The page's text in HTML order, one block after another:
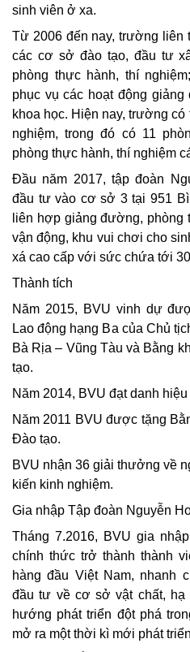
sinh viên ở xa.
Từ 2006 đến nay, trường liên
các cơ sở đào tạo, đầu tư
phòng thực hành, thí
phục vụ các hoạt động
khoa học. Hiện nay, trường
nghiệm, trong đó có 11
phòng thực hành, thí nghiệm
Đầu năm 2017, tập đoàn
đầu tư vào cơ sở 3 tại 951
liên hợp giảng đường, phòng
vận động, khu vui chơi cho
xá cao cấp với sức chứa tới
Thành tích
Năm 2015, BVU vinh dự
Lao động hạng Ba của Chủ
Bà Rịa – Vũng Tàu và Bằng
tạo.
Năm 2014, BVU đạt danh
Năm 2011 BVU được tặng
Đào tạo.
BVU nhận 36 giải thưởng về
kiến kinh nghiệm.
Gia nhập Tập đoàn Nguyễn
Tháng 7.2016, BVU gia
chính thức trở thành thành
hàng đầu Việt Nam, nhanh
đầu tư về cơ sở vật chất, hạ
hướng phát triển đột phá
mở ra một thời kì mới phát